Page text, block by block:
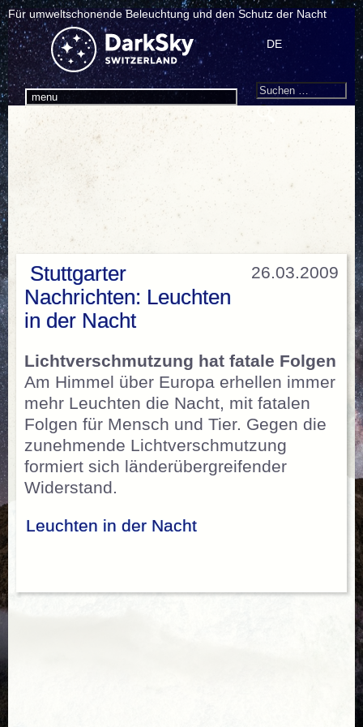
Für umweltschonende Beleuchtung und den Schutz der Nacht
menu
DE
Search
Suchen
26.03.2009
Stuttgarter
Nachrichten: Leuchten
in der Nacht
Lichtverschmutzung hat fatale Folgen
Am Himmel über Europa erhellen immer
mehr Leuchten die Nacht, mit fatalen
Folgen für Mensch und Tier. Gegen die
zunehmende Lichtverschmutzung
formiert sich länderübergreifender
Widerstand.
Leuchten in der Nacht